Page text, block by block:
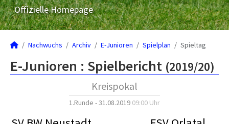
Offizielle Homepage
Nachwuchs Archiv E-Junioren Spielplan Spieltag
E-Junioren : Spielbericht (2019/20)
Kreispokal
1.Runde - 31.08.2019 09:00 Uhr